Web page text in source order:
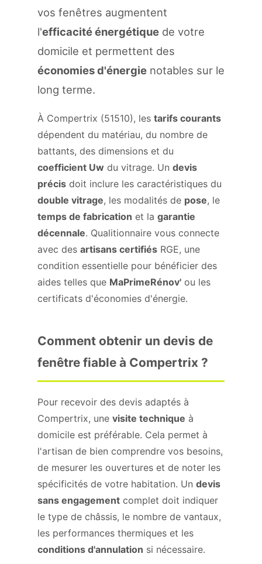
vos fenêtres augmentent
l'efficacité énergétique de votre
domicile et permettent des
économies d'énergie notables sur le
long terme.
À Compertrix (51510), les tarifs courants
dépendent du matériau, du nombre de
battants, des dimensions et du
coefficient Uw du vitrage. Un devis
précis doit inclure les caractéristiques du
double vitrage, les modalités de pose, le
temps de fabrication et la garantie
décennale. Qualitionnaire vous connecte
avec des artisans certifiés RGE, une
condition essentielle pour bénéficier des
aides telles que MaPrimeRénov' ou les
certificats d'économies d'énergie.
Comment obtenir un devis de
fenêtre fiable à Compertrix ?
Pour recevoir des devis adaptés à
Compertrix, une visite technique à
domicile est préférable. Cela permet à
l'artisan de bien comprendre vos besoins,
de mesurer les ouvertures et de noter les
spécificités de votre habitation. Un devis
sans engagement complet doit indiquer
le type de châssis, le nombre de vantaux,
les performances thermiques et les
conditions d'annulation si nécessaire.